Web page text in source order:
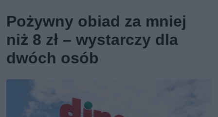
Pożywny obiad za mniej
niż 8 zł – wystarczy dla
dwóch osób